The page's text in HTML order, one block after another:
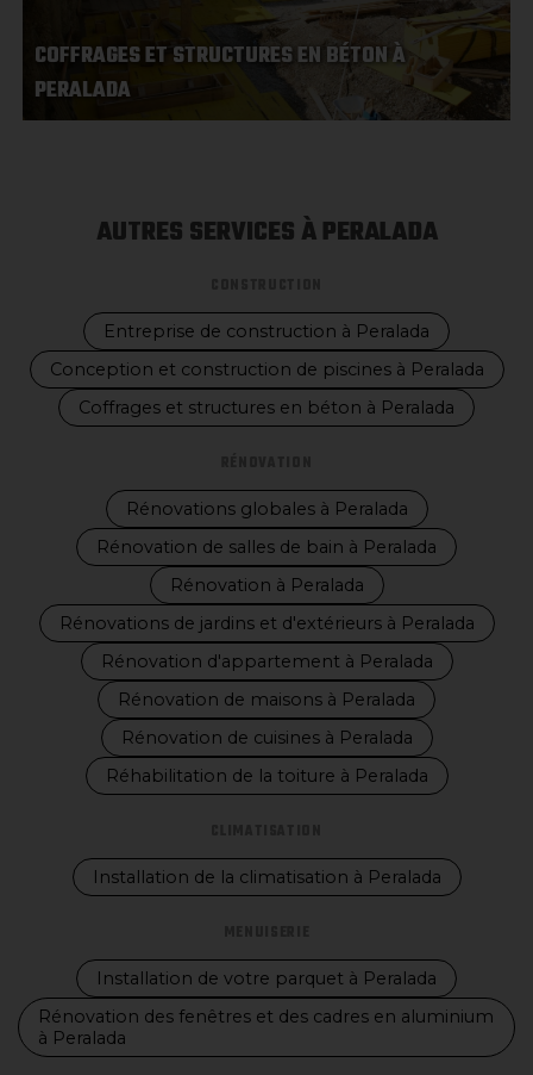
COFFRAGES ET STRUCTURES EN BÉTON À
PERALADA
AUTRES SERVICES À PERALADA
Entreprise de construction à Peralada
Conception et construction de piscines à Peralada
Coffrages et structures en béton à Peralada
Rénovations globales à Peralada
Rénovation de salles de bain à Peralada
Rénovation à Peralada
Rénovations de jardins et d'extérieurs à Peralada
Rénovation d'appartement à Peralada
Rénovation de maisons à Peralada
Rénovation de cuisines à Peralada
Réhabilitation de la toiture à Peralada
Installation de la climatisation à Peralada
Installation de votre parquet à Peralada
Rénovation des fenêtres et des cadres en aluminium
à Peralada